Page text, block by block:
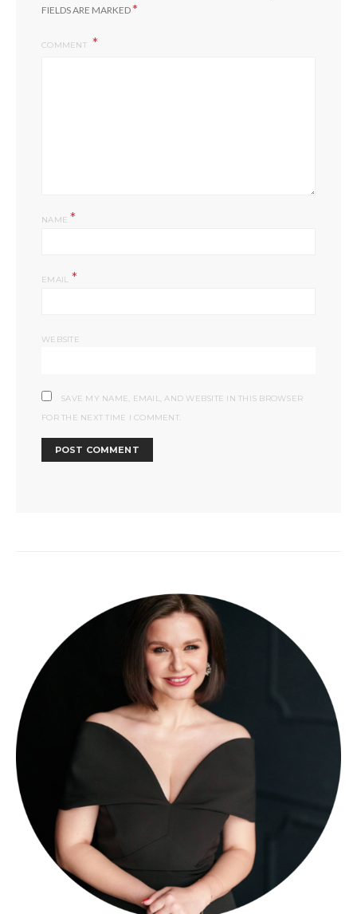
FIELDS ARE MARKED*
COMMENT
NAME*
EMAIL *
WEBSITE
SAVE MY NAME, EMAIL, AND WEBSITE IN THIS BROWSER
FOR THE NEXT TIME I COMMENT.